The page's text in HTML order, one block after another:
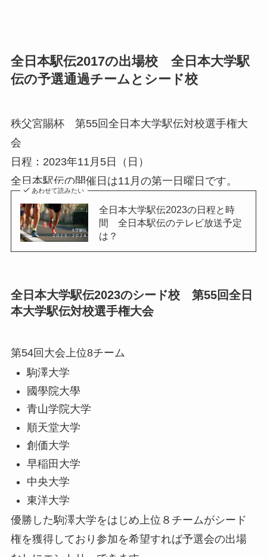
全日本駅伝2017の出場校 全日本大学駅
伝の予選通過チームとシード校
秩父宮賜杯 第55回全日本大学駅伝対校選手権大
会
日程：2023年11月5日（日）
全日本駅伝の開催日は11月の第一日曜日です。
あわせて読みたい
全日本大学駅伝2023の日程と時
間 全日本駅伝のテレビ放送予定
は？
全日本大学駅伝2023のシード校 第55回全日
本大学駅伝対校選手権大会
第54回大会上位8チーム
駒澤大学
國學院大學
青山学院大学
順天堂大学
創価大学
早稲田大学
中央大学
東洋大学
優勝した駒澤大学をはじめ上位８チームがシード
権を獲得しており参加を希望すれば予選会の出場